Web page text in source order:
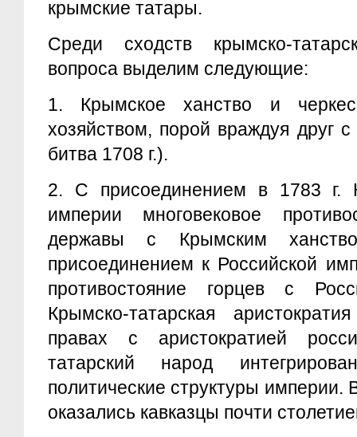
крымские татары.
Среди сходств крымско-
вопроса выделим следующие:
1.
Крымское ханство и
хозяйством, порой враждуя друг
битва 1708 г.).
2.
С присоединением в 1783 г.
империи многовековое
державы с Крымским
присоединением к Российской
противостояние горцев с
Крымско-татарская
правах с аристократией
татарский народ
политические структуры империи.
оказались кавказцы почти